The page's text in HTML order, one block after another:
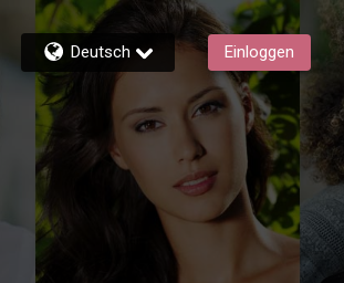
Deutsch Einloggen